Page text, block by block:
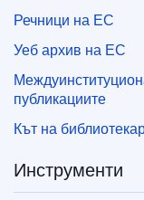
Речници на ЕС
Уеб архив на ЕС
публикациите
Кът на
Инструменти